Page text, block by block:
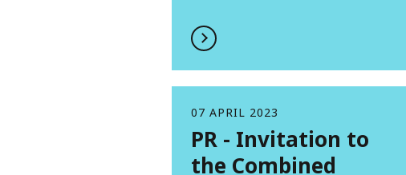
07 APRIL 2023
PR - Invitation to
the Combined